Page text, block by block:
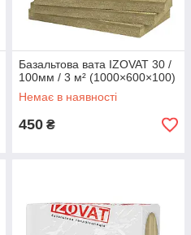
Базальтова вата IZOVAT 30 /
100мм / 3 м² (1000×600×100)
Немає в наявності
450 ₴